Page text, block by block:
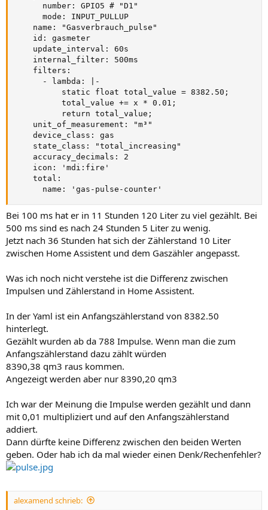
      number: GPIO5 # "D1"
      mode: INPUT_PULLUP
    name: "Gasverbrauch_pulse"
    id: gasmeter
    update_interval: 60s
    internal_filter: 500ms
    filters:
      - lambda: |-
          static float total_value = 8382.50;
          total_value += x * 0.01;
          return total_value;
    unit_of_measurement: "m³"
    device_class: gas
    state_class: "total_increasing"
    accuracy_decimals: 2
    icon: 'mdi:fire'
    total:
      name: 'gas-pulse-counter'
Bei 100 ms hat er in 11 Stunden 120 Liter zu viel gezählt. Bei
500 ms sind es nach 24 Stunden 5 Liter zu wenig.
Jetzt nach 36 Stunden hat sich der Zählerstand 10 Liter
zwischen Home Assistent und dem Gaszähler angepasst.
Was ich noch nicht verstehe ist die Differenz zwischen
Impulsen und Zählerstand in Home Assistent.
In der Yaml ist ein Anfangszählerstand von 8382.50
hinterlegt.
Gezählt wurden ab da 788 Impulse. Wenn man die zum
Anfangszählerstand dazu zählt würden
8390,38 qm3 raus kommen.
Angezeigt werden aber nur 8390,20 qm3
Ich war der Meinung die Impulse werden gezählt und dann
mit 0,01 multipliziert und auf den Anfangszählerstand
addiert.
Dann dürfte keine Differenz zwischen den beiden Werten
geben. Oder hab ich da mal wieder einen Denk/Rechenfehler?
alexamend schrieb: